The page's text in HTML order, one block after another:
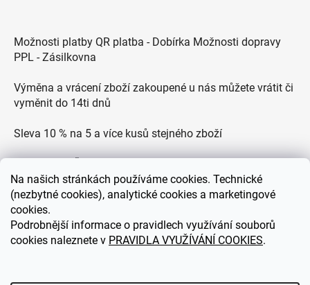
Na našich stránkách používáme cookies. Technické
(nezbytné cookies), analytické cookies a marketingové
cookies.
Podrobnější informace o pravidlech využívání souborů
cookies naleznete v PRAVIDLA VYUŽÍVÁNÍ COOKIES.
Možnosti platby QR platba - Dobírka Možnosti dopravy
PPL - Zásilkovna
Výměna a vrácení zboží zakoupené u nás můžete vrátit či
vyměnit do 14ti dnů
Sleva 10 % na 5 a více kusů stejného zboží
Zákaznická podpora každý všední den od 9.00 do 18.00
hodin